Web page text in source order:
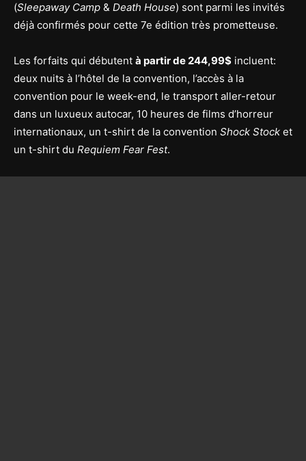
(Sleepaway Camp & Death House) sont parmi les invités
déjà confirmés pour cette 7e édition très prometteuse.
Les forfaits qui débutent à partir de 244,99$ incluent:
deux nuits à l’hôtel de la convention, l’accès à la
convention pour le week-end, le transport aller-retour
dans un luxueux autocar, 10 heures de films d’horreur
internationaux, un t-shirt de la convention Shock Stock et
un t-shirt du Requiem Fear Fest.